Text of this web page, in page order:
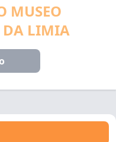
MUSEO
DA LIMIA